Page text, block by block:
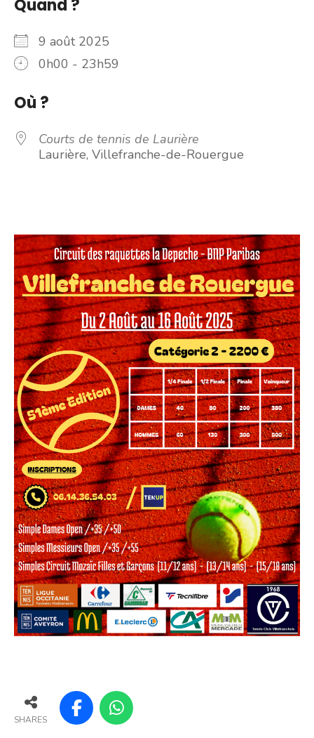
Quand ?
9 août 2025
0h00 - 23h59
Où ?
Courts de tennis de Laurière
Laurière, Villefranche-de-Rouergue
SHARES